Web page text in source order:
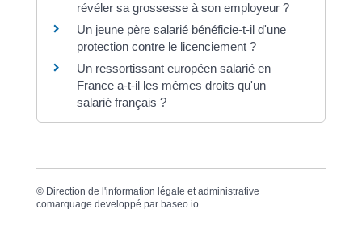
révéler sa grossesse à son employeur ?
Un jeune père salarié bénéficie-t-il d'une
protection contre le licenciement ?
Un ressortissant européen salarié en
France a-t-il les mêmes droits qu'un
salarié français ?
© Direction de l'information légale et administrative
comarquage developpé par baseo.io